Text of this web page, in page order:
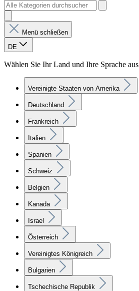
Menü schließen
DE
Wählen Sie Ihr Land und Ihre Sprache aus
Vereinigte Staaten von Amerika
Deutschland
Frankreich
Italien
Spanien
Schweiz
Belgien
Kanada
Israel
Österreich
Vereinigtes Königreich
Bulgarien
Tschechische Republik